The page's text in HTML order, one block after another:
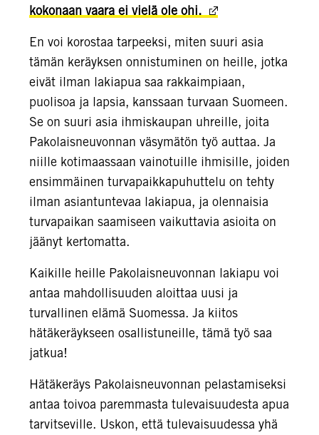
kokonaan vaara ei vielä ole ohi.
En voi korostaa tarpeeksi, miten suuri asia
tämän keräyksen onnistuminen on heille, jotka
eivät ilman lakiapua saa rakkaimpiaan,
puolisoa ja lapsia, kanssaan turvaan Suomeen.
Se on suuri asia ihmiskaupan uhreille, joita
Pakolaisneuvonnan väsymätön työ auttaa. Ja
niille kotimaassaan vainotuille ihmisille, joiden
ensimmäinen turvapaikkapuhuttelu on tehty
ilman asiantuntevaa lakiapua, ja olennaisia
turvapaikan saamiseen vaikuttavia asioita on
jäänyt kertomatta.
Kaikille heille Pakolaisneuvonnan lakiapu voi
antaa mahdollisuuden aloittaa uusi ja
turvallinen elämä Suomessa. Ja kiitos
hätäkeräykseen osallistuneille, tämä työ saa
jatkua!
Hätäkeräys Pakolaisneuvonnan pelastamiseksi
antaa toivoa paremmasta tulevaisuudesta apua
tarvitseville. Uskon, että tulevaisuudessa yhä